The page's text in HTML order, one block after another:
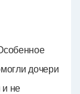
дочери
и не